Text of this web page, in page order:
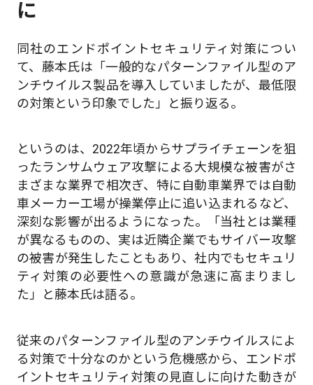
に
同社のエンドポイントセキュリティ対策につい
て、藤本氏は「一般的なパターンファイル型のア
ンチウイルス製品を導入していましたが、最低限
の対策という印象でした」と振り返る。
というのは、2022年頃からサプライチェーンを狙
ったランサムウェア攻撃による大規模な被害がさ
まざまな業界で相次ぎ、特に自動車業界では自動
車メーカー工場が操業停止に追い込まれるなど、
深刻な影響が出るようになった。「当社とは業種
が異なるものの、実は近隣企業でもサイバー攻撃
の被害が発生したこともあり、社内でもセキュリ
ティ対策の必要性への意識が急速に高まりまし
た」と藤本氏は語る。
従来のパターンファイル型のアンチウイルスによ
る対策で十分なのかという危機感から、エンドポ
イントセキュリティ対策の見直しに向けた動きが